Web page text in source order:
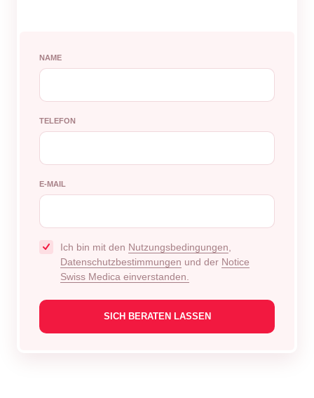
NAME
TELEFON
E-MAIL
Ich bin mit den Nutzungsbedingungen
Datenschutzbestimmungen und der Notice
Swiss Medica einverstanden.